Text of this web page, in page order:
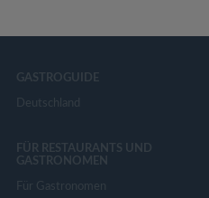
GASTROGUIDE
Deutschland
FÜR RESTAURANTS UND
GASTRONOMEN
Für Gastronomen